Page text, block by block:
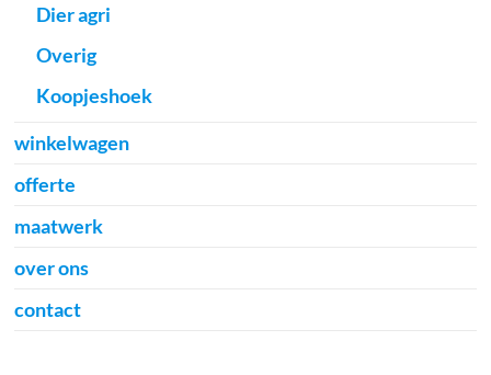
Dier agri
Overig
Koopjeshoek
winkelwagen
offerte
maatwerk
over ons
contact